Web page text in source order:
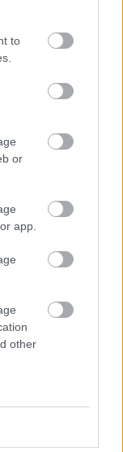
to
or
app.
other
Zrt.
Flórián téri
a KM Építőt,
blokk új
bázis út- és